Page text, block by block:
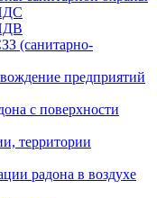
(санитарно-
предприятий
с поверхности
территории
радона в воздухе